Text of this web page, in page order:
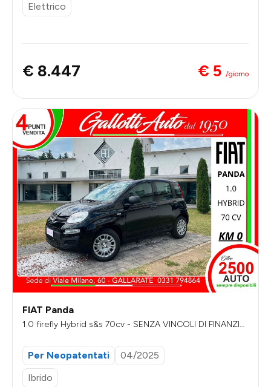
Elettrico
€ 8.447 € 5 /giorno
FIAT Panda
1.0 firefly Hybrid s&s 70cv - SENZA VINCOLI DI FINANZIA
Per Neopatentati
04/2025
Ibrido